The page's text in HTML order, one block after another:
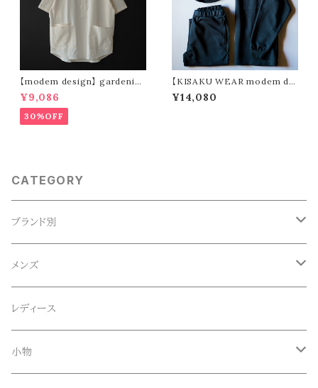
【modem design】 gardenin
g s/s shirt (sand)
¥9,086
30%OFF
【KISAKU WEAR modem de
sign】kisaku ponte FW (3col
ors)
¥14,080
CATEGORY
ブランド別
ACE SNKR(エーススニーカー)
Anapau,Seaing,ANAPAU UG
Blundstone(ブランドストーン)
メンズ
トップス
Tシャツ
ボトムス
レディース
小物